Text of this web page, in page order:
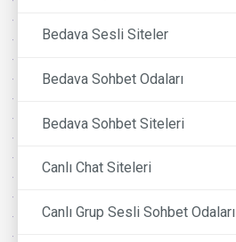
Bedava Sesli Siteler
Bedava Sohbet Odaları
Bedava Sohbet Siteleri
Canlı Chat Siteleri
Canlı Grup Sesli Sohbet Odaları